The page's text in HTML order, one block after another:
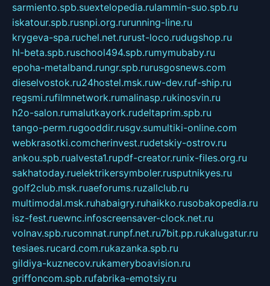
sarmiento.spb.suextelopedia.rulammin-suo.spb.ru
iskatour.spb.rusnpi.org.rurunning-line.ru
krygeva-spa.ruchel.net.rurust-loco.rudugshop.ru
hl-beta.spb.ruschool494.spb.rumymubaby.ru
epoha-metalband.rungr.spb.rurusgosnews.com
dieselvostok.ru24hostel.msk.ruw-dev.ruf-ship.ru
regsmi.rufilmnetwork.rumalinasp.rukinosvin.ru
h2o-salon.rumalutkayork.rudeltaprim.spb.ru
tango-perm.rugooddir.rusgv.sumultiki-online.com
webkrasotki.comcherinvest.rudetskiy-ostrov.ru
ankou.spb.rualvesta1.rupdf-creator.runix-files.org.ru
sakhatoday.ruelektrikersymboler.rusputnikyes.ru
golf2club.msk.ruaeforums.ruzallclub.ru
multimodal.msk.ruhabaigry.ruhaikko.rusobakopedia.ru
isz-fest.ruewnc.infoscreensaver-clock.net.ru
volnav.spb.rucomnat.runpf.net.ru7bit.pp.rukalugatur.ru
tesiaes.rucard.com.rukazanka.spb.ru
gildiya-kuznecov.rukameryboavision.ru
griffoncom.spb.rufabrika-emotsiy.ru